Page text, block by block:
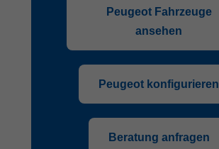
Peugeot Fahrzeuge
ansehen
Peugeot konfigurieren
Beratung anfragen